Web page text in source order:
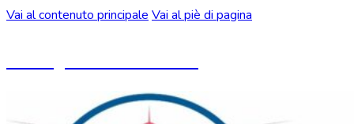
Vai al contenuto principale Vai al piè di pagina